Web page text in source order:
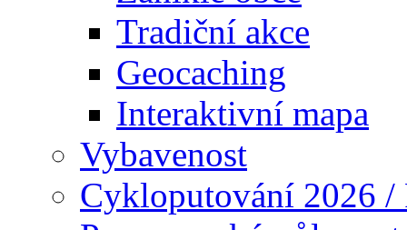
Tradiční akce
Geocaching
Interaktivní mapa
Vybavenost
Cykloputování 2026 /